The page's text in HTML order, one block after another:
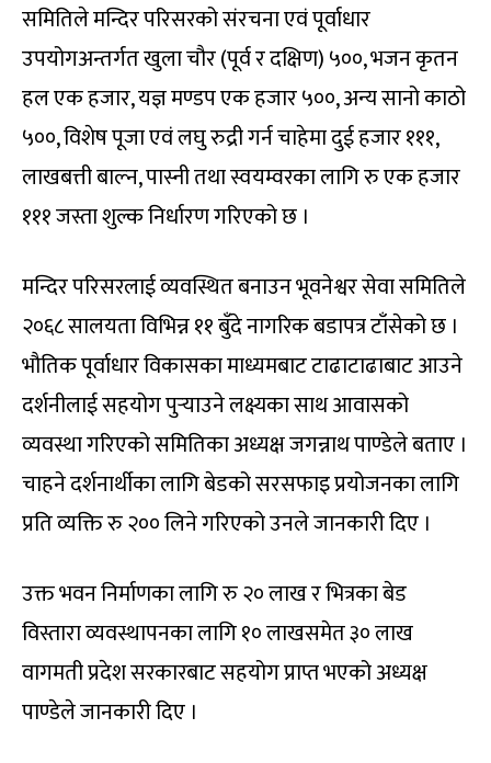
समितिले मन्दिर परिसरको संरचना एवं पूर्वाधार
उपयोगअन्तर्गत खुला चौर (पूर्व र दक्षिण) ५००, भजन कृतन
हल एक हजार, यज्ञ मण्डप एक हजार ५००, अन्य सानो काठो
५००, विशेष पूजा एवं लघु रुद्री गर्न चाहेमा दुई हजार १११,
लाखबत्ती बाल्न, पास्नी तथा स्वयम्वरका लागि रु एक हजार
१११ जस्ता शुल्क निर्धारण गरिएको छ ।
मन्दिर परिसरलाई व्यवस्थित बनाउन भूवनेश्वर सेवा समितिले
२०६८ सालयता विभिन्न ११ बुँदे नागरिक बडापत्र टाँसेको छ ।
भौतिक पूर्वाधार विकासका माध्यमबाट टाढाटाढाबाट आउने
दर्शनीलाई सहयोग पुर्‍याउने लक्ष्यका साथ आवासको
व्यवस्था गरिएको समितिका अध्यक्ष जगन्नाथ पाण्डेले बताए ।
चाहने दर्शनार्थीका लागि बेडको सरसफाइ प्रयोजनका लागि
प्रति व्यक्ति रु २०० लिने गरिएको उनले जानकारी दिए ।
उक्त भवन निर्माणका लागि रु २० लाख र भित्रका बेड
विस्तारा व्यवस्थापनका लागि १० लाखसमेत ३० लाख
वागमती प्रदेश सरकारबाट सहयोग प्राप्त भएको अध्यक्ष
पाण्डेले जानकारी दिए ।